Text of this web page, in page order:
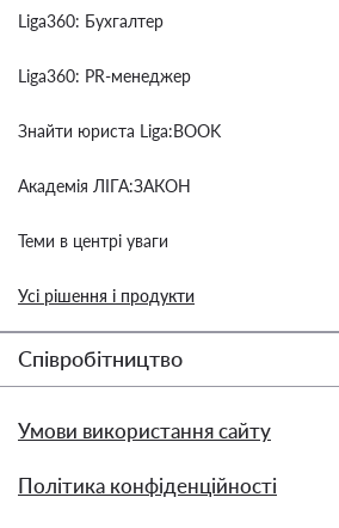
Liga360: Бухгалтер
Liga360: PR-менеджер
Знайти юриста Liga:BOOK
Академія ЛІГА:ЗАКОН
Теми в центрі уваги
Усі рішення і продукти
Співробітництво
Умови використання сайту
Політика конфіденційності